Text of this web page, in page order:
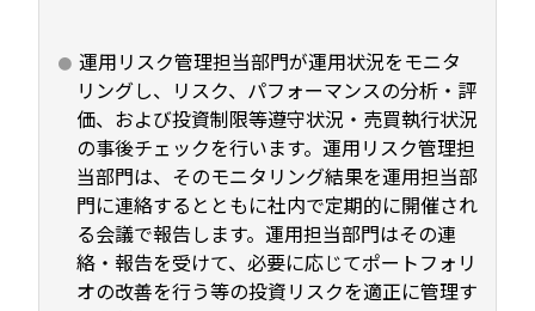
運用リスク管理担当部門が運用状況をモニタ
リングし、リスク、パフォーマンスの分析・評
価、および投資制限等遵守状況・売買執行状況
の事後チェックを行います。運用リスク管理担
当部門は、そのモニタリング結果を運用担当部
門に連絡するとともに社内で定期的に開催され
る会議で報告します。運用担当部門はその連
絡・報告を受けて、必要に応じてポートフォリ
オの改善を行う等の投資リスクを適正に管理す